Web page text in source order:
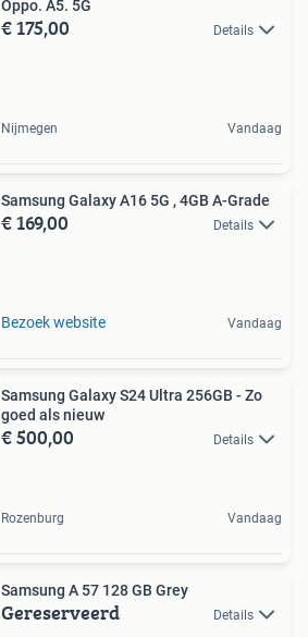
Oppo. A5. 5G
€ 175,00 Details
Nijmegen Vandaag
Samsung Galaxy A16 5G , 4GB A-Grade
€ 169,00 Details
Bezoek website Vandaag
Samsung Galaxy S24 Ultra 256GB - Zo
goed als nieuw
€ 500,00 Details
Rozenburg Vandaag
Samsung A 57 128 GB Grey
Gereserveerd Details